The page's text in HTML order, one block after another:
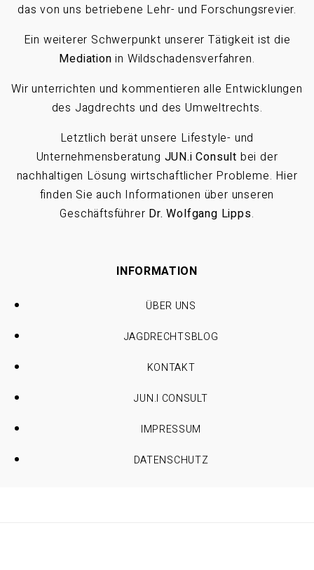
das von uns betriebene Lehr- und Forschungsrevier.
Ein weiterer Schwerpunkt unserer Tätigkeit ist die
Mediation in Wildschadensverfahren.
Wir unterrichten und kommentieren alle Entwicklungen
des Jagdrechts und des Umweltrechts.
Letztlich berät unsere Lifestyle- und
Unternehmensberatung JUN.i Consult bei der
nachhaltigen Lösung wirtschaftlicher Probleme. Hier
finden Sie auch Informationen über unseren
Geschäftsführer Dr. Wolfgang Lipps.
INFORMATION
ÜBER UNS
JAGDRECHTSBLOG
KONTAKT
JUN.I CONSULT
IMPRESSUM
DATENSCHUTZ